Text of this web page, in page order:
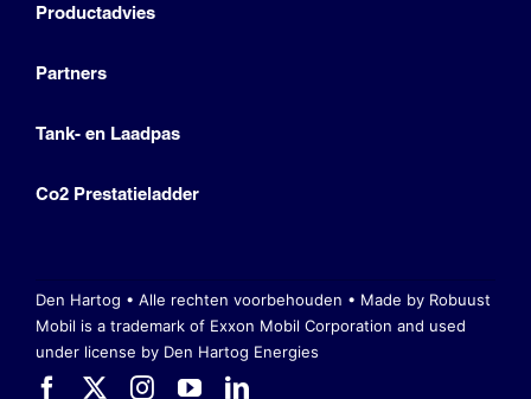
Productadvies
Partners
Tank- en Laadpas
Co2 Prestatieladder
Den Hartog • Alle rechten voorbehouden • Made by Robuust
Mobil is a trademark of Exxon Mobil Corporation and used
under license by Den Hartog Energies